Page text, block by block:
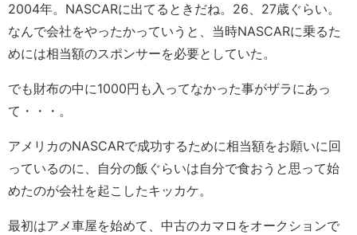
2004年。NASCARに出てるときだね。26、27歳ぐらい。
なんで会社をやったかっていうと、当時NASCARに乗るた
めには相当額のスポンサーを必要としていた。
でも財布の中に1000円も入ってなかった事がザラにあっ
て・・・。
アメリカのNASCARで成功するために相当額をお願いに回
っているのに、自分の飯ぐらいは自分で食おうと思って始
めたのが会社を起こしたキッカケ。
最初はアメ車屋を始めて、中古のカマロをオークションで